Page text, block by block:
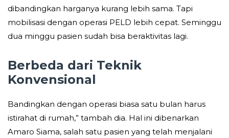
dibandingkan harganya kurang lebih sama. Tapi
mobilisasi dengan operasi PELD lebih cepat. Seminggu
dua minggu pasien sudah bisa beraktivitas lagi.
Berbeda dari Teknik
Konvensional
Bandingkan dengan operasi biasa satu bulan harus
istirahat di rumah,” tambah dia. Hal ini dibenarkan
Amaro Siama, salah satu pasien yang telah menjalani